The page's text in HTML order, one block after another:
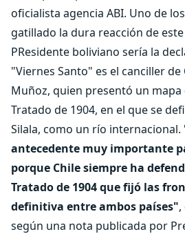
oficialista agencia ABI. Uno de
gatillado la dura reacción de
PResidente boliviano sería la
"Viernes Santo" es el canciller de
Muñoz, quien presentó un mapa
Tratado de 1904, en el que se
Silala, como un río internacional.
antecedente muy importante
porque Chile siempre ha
Tratado de 1904 que fijó las
definitiva entre ambos países"
según una nota publicada por